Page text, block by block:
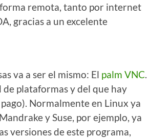
remota, tanto por internet
gracias a un excelente
va a ser el mismo: El palm VNC
plataformas y del que hay
Normalmente en Linux ya
y Suse, por ejemplo, ya
versiones de este programa,